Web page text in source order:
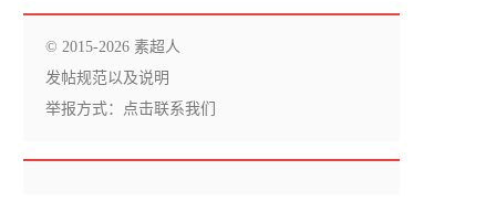
© 2015-2026 素超人
发帖规范以及说明
举报方式： 点击联系我们